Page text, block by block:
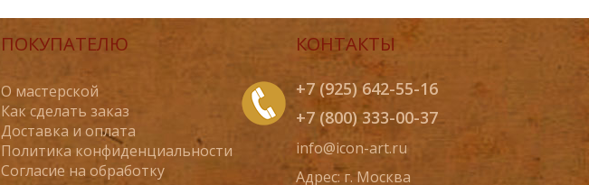
ПОКУПАТЕЛЮ
О мастерской
Как сделать заказ
Доставка и оплата
Политика конфиденциальности
Согласие на обработку
КОНТАКТЫ
+7 (925) 642-55-16
+7 (800) 333-00-37
info@icon-art.ru
Адрес: г. Москва